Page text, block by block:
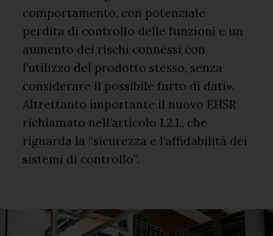
comportamento, con potenziale
perdita di controllo delle funzioni e un
aumento dei rischi connessi con
l’utilizzo del prodotto stesso, senza
considerare il possibile furto di dati».
Altrettanto importante il nuovo EHSR
richiamato nell’articolo 1.2.1., che
riguarda la “sicurezza e l’affidabilità dei
sistemi di controllo”.